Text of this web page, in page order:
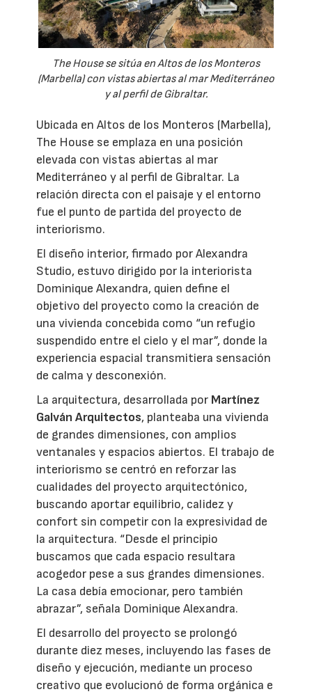
The House se sitúa en Altos de los Monteros
(Marbella) con vistas abiertas al mar Mediterráneo
y al perfil de Gibraltar.
Ubicada en Altos de los Monteros (Marbella),
The House se emplaza en una posición
elevada con vistas abiertas al mar
Mediterráneo y al perfil de Gibraltar. La
relación directa con el paisaje y el entorno
fue el punto de partida del proyecto de
interiorismo.
El diseño interior, firmado por Alexandra
Studio, estuvo dirigido por la interiorista
Dominique Alexandra, quien define el
objetivo del proyecto como la creación de
una vivienda concebida como “un refugio
suspendido entre el cielo y el mar”, donde la
experiencia espacial transmitiera sensación
de calma y desconexión.
La arquitectura, desarrollada por Martínez
Galván Arquitectos, planteaba una vivienda
de grandes dimensiones, con amplios
ventanales y espacios abiertos. El trabajo de
interiorismo se centró en reforzar las
cualidades del proyecto arquitectónico,
buscando aportar equilibrio, calidez y
confort sin competir con la expresividad de
la arquitectura. “Desde el principio
buscamos que cada espacio resultara
acogedor pese a sus grandes dimensiones.
La casa debía emocionar, pero también
abrazar”, señala Dominique Alexandra.
El desarrollo del proyecto se prolongó
durante diez meses, incluyendo las fases de
diseño y ejecución, mediante un proceso
creativo que evolucionó de forma orgánica e